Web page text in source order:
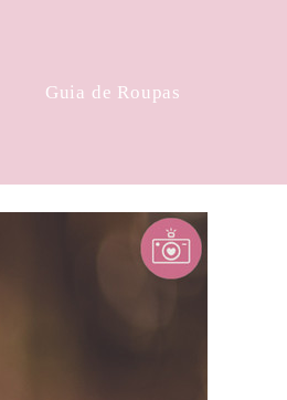
Guia de Roupas